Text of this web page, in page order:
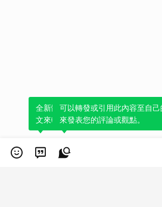
全新體驗！一鍵引用此內容，透過發
文來輕鬆表達個人立場。
可以轉發或引用此內容至自己
來發表您的評論或觀點。